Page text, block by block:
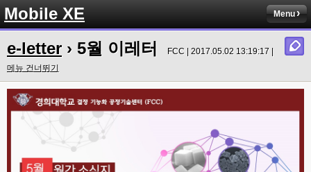
Mobile XE Menu
e-letter› 5월 이레터
FCC | 2017.05.02 13:19:17 |
메뉴 건너뛰기